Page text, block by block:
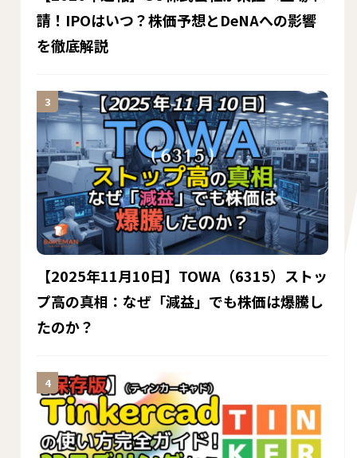
請！IPOはいつ？株価予想とDeNAへの影響
を徹底解説
【2025年11月10日】TOWA（6315）ストッ
プ高の真相：なぜ「減益」でも株価は爆騰し
たのか？